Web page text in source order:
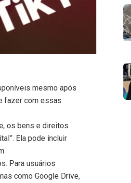
mesmo após
fazer com essas
os bens e direitos
Ela pode incluir
Para usuários
como Google Drive,